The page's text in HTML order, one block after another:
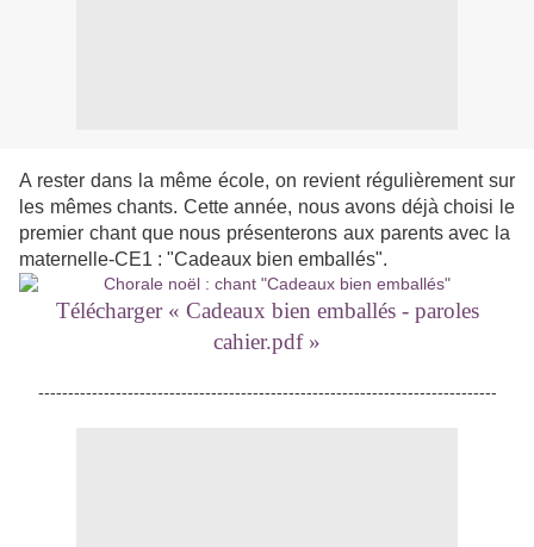
A rester dans la même école, on revient régulièrement sur
les mêmes chants. Cette année, nous avons déjà choisi le
premier chant que nous présenterons aux parents avec la
maternelle-CE1 : "Cadeaux bien emballés".
Télécharger « Cadeaux bien emballés - paroles
cahier.pdf »
-----------------------------------------------------------------------------